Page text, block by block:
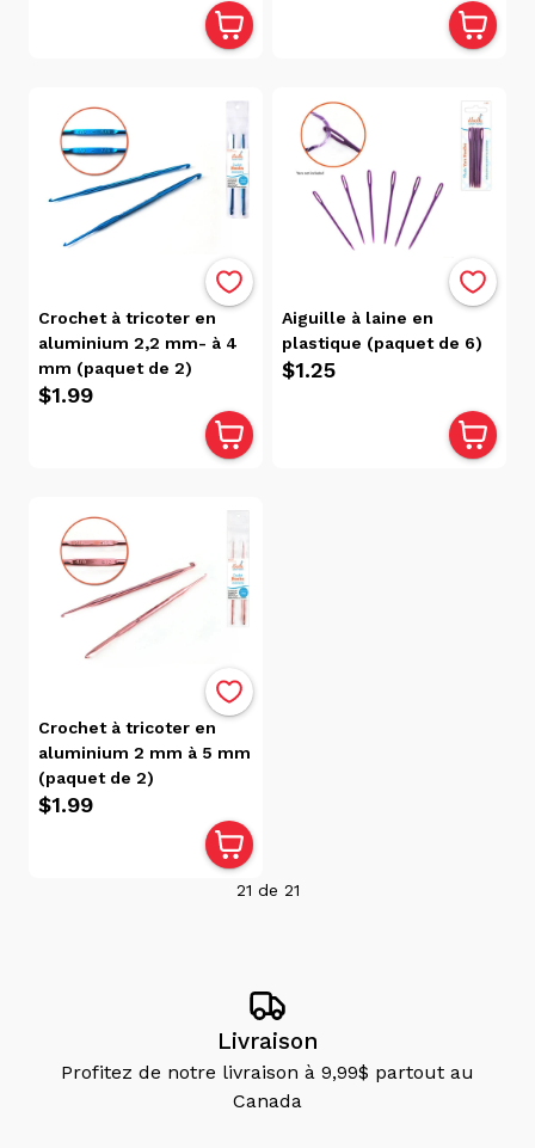
Crochet à tricoter en
aluminium 2,2 mm- à 4
mm (paquet de 2)
$1.99
Aiguille à laine en
plastique (paquet de 6)
$1.25
Crochet à tricoter en
aluminium 2 mm à 5 mm
(paquet de 2)
$1.99
21 de 21
Livraison
Profitez de notre livraison à 9,99$ partout au
Canada